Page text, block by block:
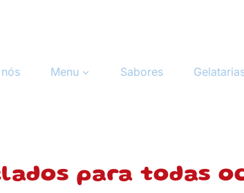
Menu Sabores
para todas